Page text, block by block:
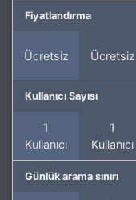
Fiyatlandırma
Ücretsiz Ücretsiz
Kullanıcı Sayısı
1
Kullanıcı
1
Kullanıcı
Günlük arama sınırı